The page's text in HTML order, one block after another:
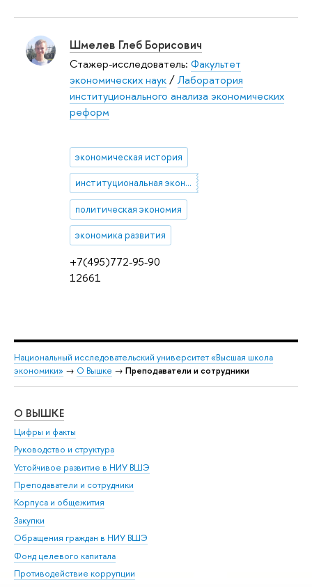
+7(495)772-95-90
12661
Шмелев Глеб Борисович
Стажер-исследователь: Факультет
экономических наук/Лаборатория
институционального анализа экономических
реформ
экономическая история
институциональная экономика
политическая экономия
экономика развития
Национальный исследовательский университет «Высшая школа
экономики» → О Вышке → Преподаватели и сотрудники
О ВЫШКЕ
Цифры и факты
Руководство и структура
Устойчивое развитие в НИУ ВШЭ
Преподаватели и сотрудники
Корпуса и общежития
Закупки
Обращения граждан в НИУ ВШЭ
Фонд целевого капитала
Противодействие коррупции